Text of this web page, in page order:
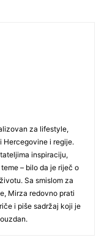
za lifestyle,
Hercegovine i regije.
inspiraciju,
– bilo da je riječ o
Sa smislom za
Mirza redovno prati
i piše sadržaj koji je